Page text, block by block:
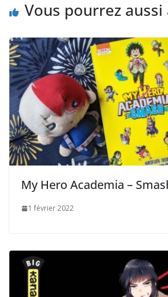
Vous pourrez
My Hero Academia –
1 février 2022